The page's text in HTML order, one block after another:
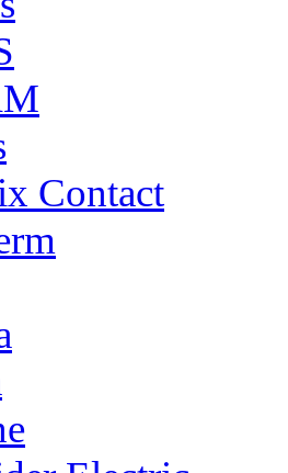
Contact